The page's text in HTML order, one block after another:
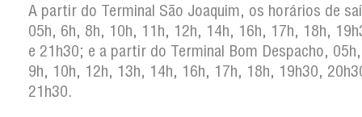
A partir do Terminal São Joaquim, os horários de
05h, 6h, 8h, 10h, 11h, 12h, 14h, 16h, 17h, 18h,
e 21h30; e a partir do Terminal Bom Despacho,
9h, 10h, 12h, 13h, 14h, 16h, 17h, 18h, 19h30,
21h30.